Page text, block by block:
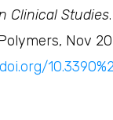
Clinical Studies.
Nov